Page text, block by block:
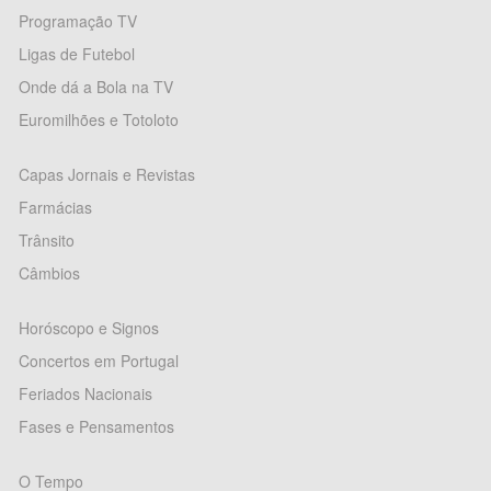
Programação TV
Ligas de Futebol
Onde dá a Bola na TV
Euromilhões e Totoloto
Capas Jornais e Revistas
Farmácias
Trânsito
Câmbios
Horóscopo e Signos
Concertos em Portugal
Feriados Nacionais
Fases e Pensamentos
O Tempo